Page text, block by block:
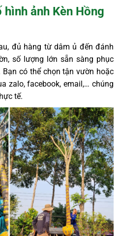
ảnh Kèn Hồng
đủ hàng từ dâm ủ đến đánh
số lượng lớn sẵn sàng phục
có thể chọn tận vườn hoặc
zalo, facebook, email,… chúng
tế.